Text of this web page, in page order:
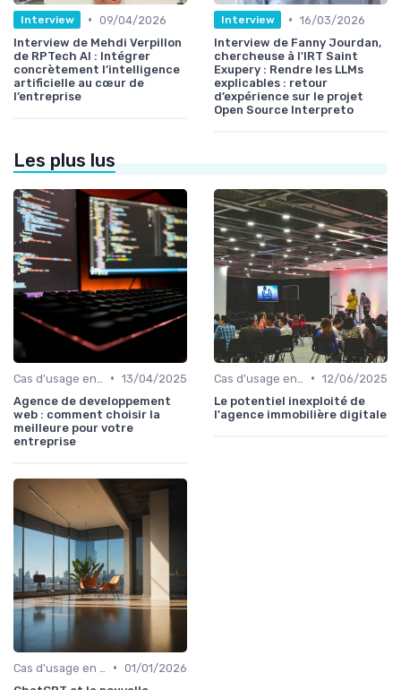
Interview • 09/04/2026
Interview de Mehdi Verpillon
de RPTech AI : Intégrer
concrètement l’intelligence
artificielle au cœur de
l’entreprise
Interview • 16/03/2026
Interview de Fanny Jourdan,
chercheuse à l'IRT Saint
Exupery : Rendre les LLMs
explicables : retour
d’expérience sur le projet
Open Source Interpreto
Les plus lus
• 13/04/2025
Agence de developpement
web : comment choisir la
meilleure pour votre
entreprise
• 12/06/2025
Le potentiel inexploité de
l'agence immobilière digitale
• 01/01/2026